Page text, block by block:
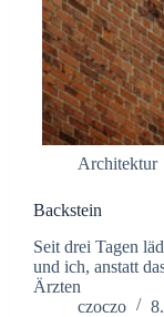
Architektur
Backstein
Seit drei Tagen
und ich, anstatt
Ärzten
czoczo